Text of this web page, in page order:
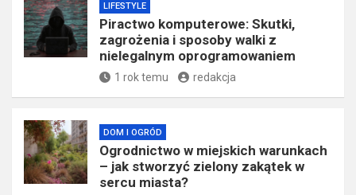
LIFESTYLE
Piractwo komputerowe: Skutki,
zagrożenia i sposoby walki z
nielegalnym oprogramowaniem
1 rok temu redakcja
DOM I OGRÓD
Ogrodnictwo w miejskich warunkach
– jak stworzyć zielony zakątek w
sercu miasta?